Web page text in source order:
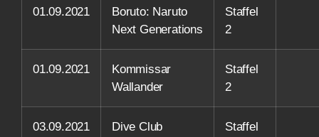
01.09.2021
Boruto: Naruto
Next Generations
Staffel
2
01.09.2021
Kommissar
Wallander
Staffel
2
03.09.2021 Dive Club
Staffel